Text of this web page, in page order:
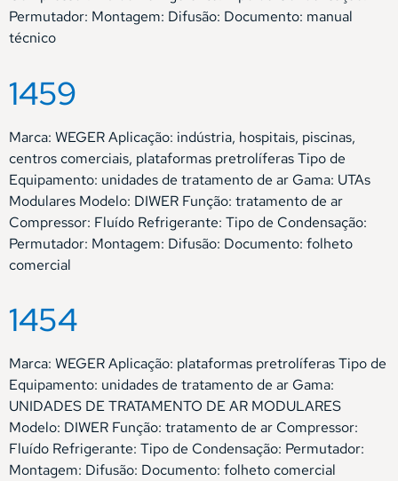
Permutador: Montagem: Difusão: Documento: manual
técnico
1459
Marca: WEGER Aplicação: indústria, hospitais, piscinas,
centros comerciais, plataformas pretrolíferas Tipo de
Equipamento: unidades de tratamento de ar Gama: UTAs
Modulares Modelo: DIWER Função: tratamento de ar
Compressor: Fluído Refrigerante: Tipo de Condensação:
Permutador: Montagem: Difusão: Documento: folheto
comercial
1454
Marca: WEGER Aplicação: plataformas pretrolíferas Tipo de
Equipamento: unidades de tratamento de ar Gama:
UNIDADES DE TRATAMENTO DE AR MODULARES
Modelo: DIWER Função: tratamento de ar Compressor:
Fluído Refrigerante: Tipo de Condensação: Permutador:
Montagem: Difusão: Documento: folheto comercial